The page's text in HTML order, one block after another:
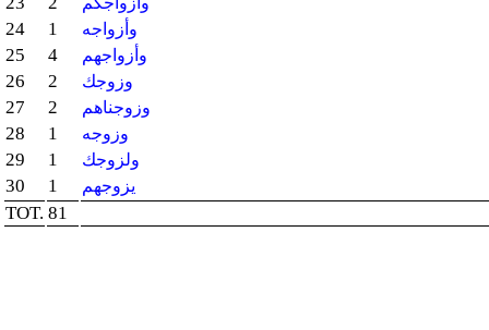
24 1 وأزواجه
25 4 وأزواجهم
26 2 وزوجك
27 2 وزوجناهم
28 1 وزوجه
29 1 ولزوجك
30 1 يزوجهم
TOT. 81